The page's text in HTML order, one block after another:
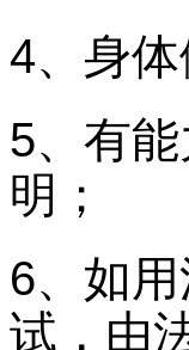
4、身
5、有
明；
6、如
试，由